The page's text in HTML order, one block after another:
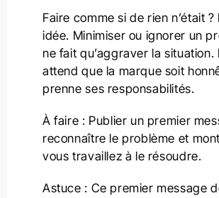
Faire comme si de rien n’était ?
idée. Minimiser ou ignorer un
ne fait qu’aggraver la situation.
attend que la marque soit
prenne ses responsabilités.
À faire : Publier un premier
reconnaître le problème et
vous travaillez à le résoudre.
Astuce : Ce premier message